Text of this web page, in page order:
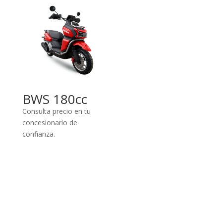
BWS 180cc
Consulta precio en tu
concesionario de
confianza.